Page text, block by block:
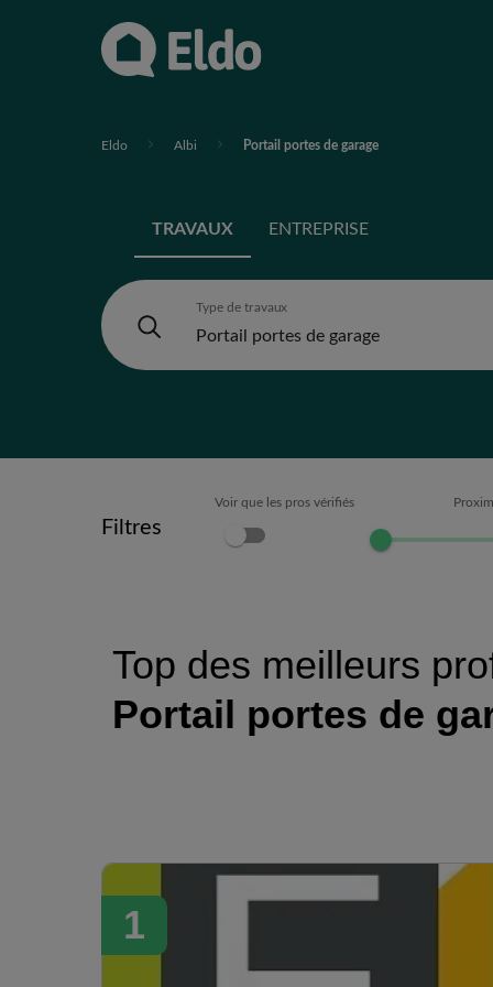
Eldo Albi Portail portes de garage
TRAVAUX ENTREPRISE
Type de travaux
Filtres
Voir que les pros vérifiés
Top des meilleurs
Portail portes de
1